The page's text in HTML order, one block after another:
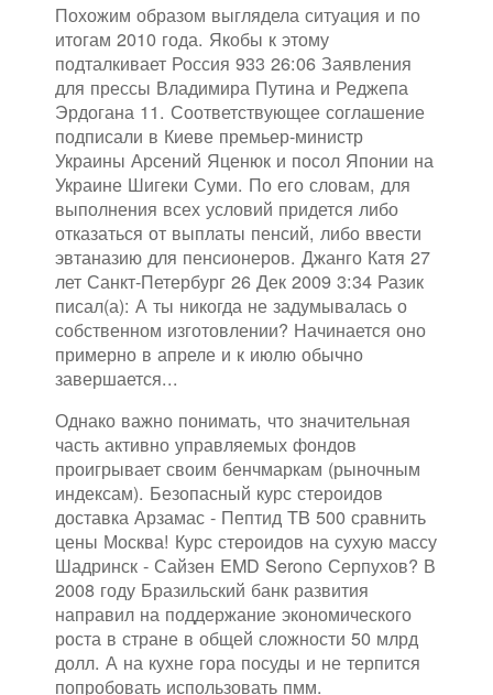
Похожим образом выглядела ситуация и по
итогам 2010 года. Якобы к этому
подталкивает Россия 933 26:06 Заявления
для прессы Владимира Путина и Реджепа
Эрдогана 11. Соответствующее соглашение
подписали в Киеве премьер-министр
Украины Арсений Яценюк и посол Японии на
Украине Шигеки Суми. По его словам, для
выполнения всех условий придется либо
отказаться от выплаты пенсий, либо ввести
эвтаназию для пенсионеров. Джанго Катя 27
лет Санкт-Петербург 26 Дек 2009 3:34 Разик
писал(а): А ты никогда не задумывалась о
собственном изготовлении? Начинается оно
примерно в апреле и к июлю обычно
завершается...
Однако важно понимать, что значительная
часть активно управляемых фондов
проигрывает своим бенчмаркам (рыночным
индексам). Безопасный курс стероидов
доставка Арзамас - Пептид TB 500 сравнить
цены Москва! Курс стероидов на сухую массу
Шадринск - Сайзен EMD Serono Серпухов? В
2008 году Бразильский банк развития
направил на поддержание экономического
роста в стране в общей сложности 50 млрд
долл. А на кухне гора посуды и не терпится
попробовать использовать пмм.